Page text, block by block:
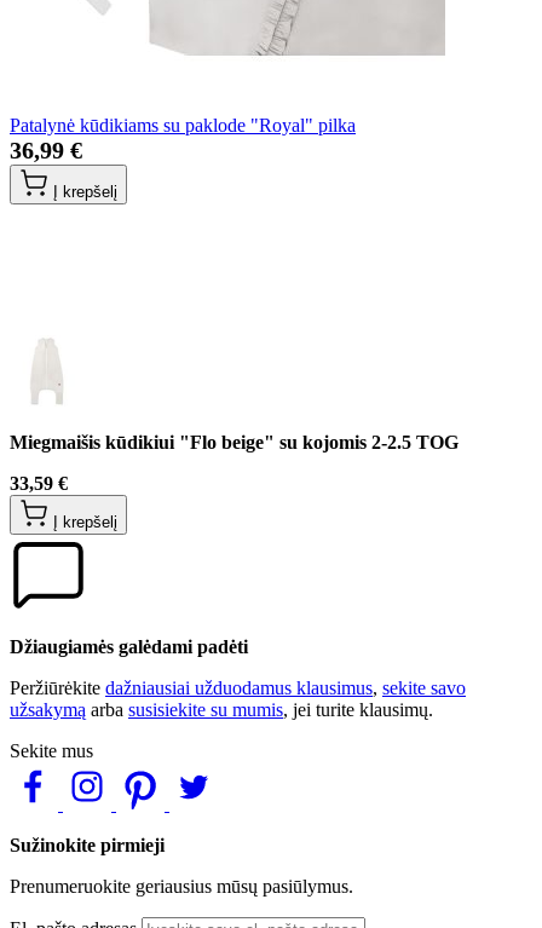
Patalynė kūdikiams su paklode "Royal" pilka
36,99 €
Į krepšelį
Miegmaišis kūdikiui "Flo beige" su kojomis 2-2.5 TOG
33,59 €
Į krepšelį
Džiaugiamės galėdami padėti
Peržiūrėkite dažniausiai užduodamus klausimus, sekite savo
užsakymą arba susisiekite su mumis, jei turite klausimų.
Sekite mus
Sužinokite pirmieji
Prenumeruokite geriausius mūsų pasiūlymus.